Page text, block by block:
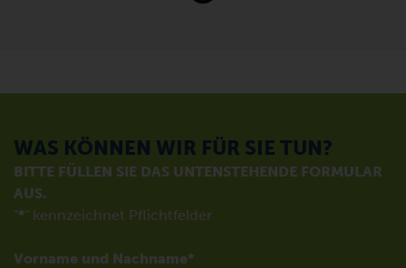
WAS KÖNNEN WIR FÜR SIE TUN?
BITTE FÜLLEN SIE DAS UNTENSTEHENDE FORMULAR
AUS.
"*" kennzeichnet Pflichtfelder
Vorname und Nachname